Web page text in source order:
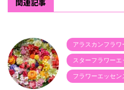
関連記事
アラスカンフラワ
スターフラワーエ
フラワーエッセン